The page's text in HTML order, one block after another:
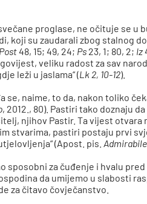
proglase, ne očituje se
koji su zaudarali zbog stalnog
Post48, 15; 49, 24; Ps 23, 1; 80, 2; Iz
veliku radost za sav
leži u jaslama“ (Lk 2, 10-12).
naime, to da, nakon toliko
, 2012., 80). Pastiri tako doznaju
njihov Pastir. Ta vijest
stvarima, pastiri postaju prvi
(Apost. pis.
sposobni za čuđenje i hvalu
da umijemo u slabosti
za čitavo čovječanstvo.